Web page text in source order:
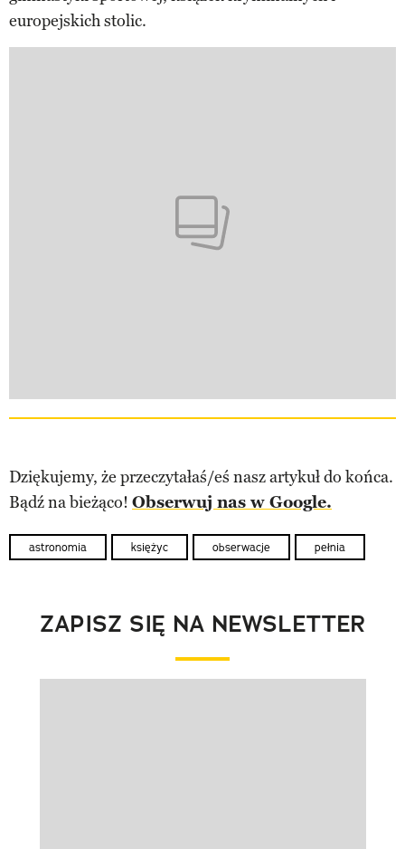
europejskich stolic.
Dziękujemy, że przeczytałaś/eś nasz artykuł do końca.
Bądź na bieżąco! Obserwuj nas w Google.
astronomia księżyc obserwacje pełnia
ZAPISZ SIĘ NA NEWSLETTER